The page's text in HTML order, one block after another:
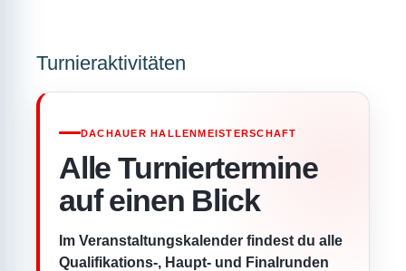
Turnieraktivitäten
DACHAUER HALLENMEISTERSCHAFT
Alle Turniertermine
auf einen Blick
Im Veranstaltungskalender findest du alle
Qualifikations-, Haupt- und Finalrunden